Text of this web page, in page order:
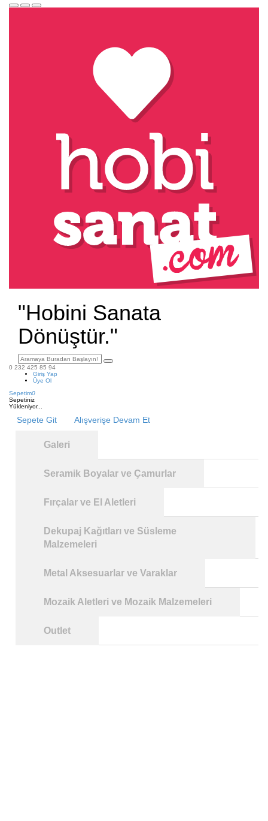
"Hobini Sanata
Dönüştür."
0 232 425 85 94
Giriş Yap
Üye Ol
Sepetim0
Sepetiniz
Yükleniyor...
Sepete Git Alışverişe Devam Et
Galeri
Seramik Boyalar ve Çamurlar
Fırçalar ve El Aletleri
Dekupaj Kağıtları ve Süsleme
Malzemeleri
Metal Aksesuarlar ve Varaklar
Mozaik Aletleri ve Mozaik Malzemeleri
Outlet